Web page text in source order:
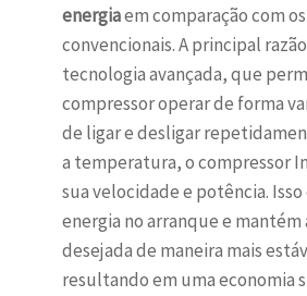
energiaem comparação com
convencionais. A principal
tecnologia avançada, que
compressor operar de forma
de ligar e desligar
a temperatura, o compressor
sua velocidade e potência.
energia no arranque e
desejada de maneira mais
resultando em uma economia